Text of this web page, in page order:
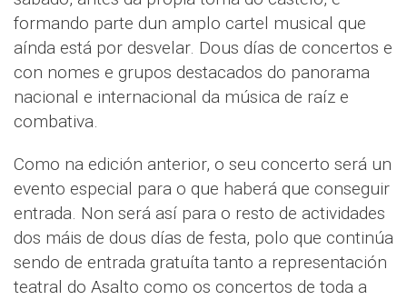
formando parte dun amplo cartel musical que
aínda está por desvelar. Dous días de concertos e
con nomes e grupos destacados do panorama
nacional e internacional da música de raíz e
combativa.
Como na edición anterior, o seu concerto será un
evento especial para o que haberá que conseguir
entrada. Non será así para o resto de actividades
dos máis de dous días de festa, polo que continúa
sendo de entrada gratuíta tanto a representación
teatral do Asalto como os concertos de toda a